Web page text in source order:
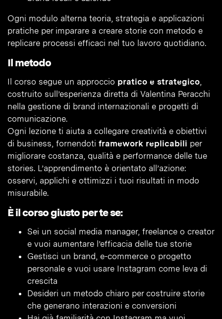
Ogni modulo alterna teoria, strategia e applicazioni
pratiche per imparare a creare storie con metodo e
replicare processi efficaci nel tuo lavoro quotidiano.
Il metodo
Il corso segue un approccio pratico e strategico,
costruito sull’esperienza diretta di Valentina Peracchi
nella gestione di brand internazionali e progetti di
comunicazione.
Ogni lezione ti aiuta a collegare creatività e obiettivi
di business, fornendoti framework replicabili per
migliorare costanza, qualità e performance delle tue
stories. L’apprendimento è orientato all’azione:
osservi, applichi e ottimizzi i tuoi risultati in modo
misurabile.
È il corso giusto per te se:
Sei un social media manager, freelance o creator
e vuoi aumentare l’efficacia delle tue storie
Gestisci un brand, e-commerce o progetto
personale e vuoi usare Instagram come leva di
crescita
Desideri un metodo chiaro per costruire storie
che generano interazioni e conversioni